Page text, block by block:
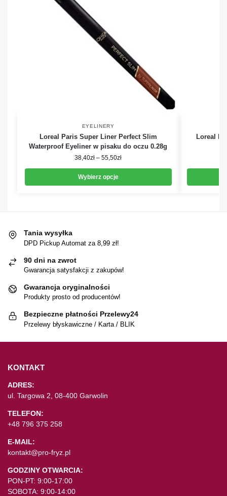
EYELINERY
Loreal Paris Super Liner Perfect Slim
Waterproof Eyeliner w pisaku do oczu 0.28g
38,40zł – 55,50zł
Wybierz opcje
Loreal
Tania wysyłka
DPD Pickup Automat za 8,99 zł!
90 dni na zwrot
Gwarancja satysfakcji z zakupów!
Gwarancja oryginalności
Produkty prosto od producentów!
Bezpieczne płatności Przelewy24
Przelewy błyskawiczne / Karta / BLIK
KONTAKT
ADRES:
ul. Targowa 2, 08-400 Garwolin
TELEFON:
+48 796 375 258
E-MAIL:
kontakt@pro-fryz.pl
GODZINY OTWARCIA:
PON-PT: 9:00-17:00
SOBOTA: 9:00-14:00